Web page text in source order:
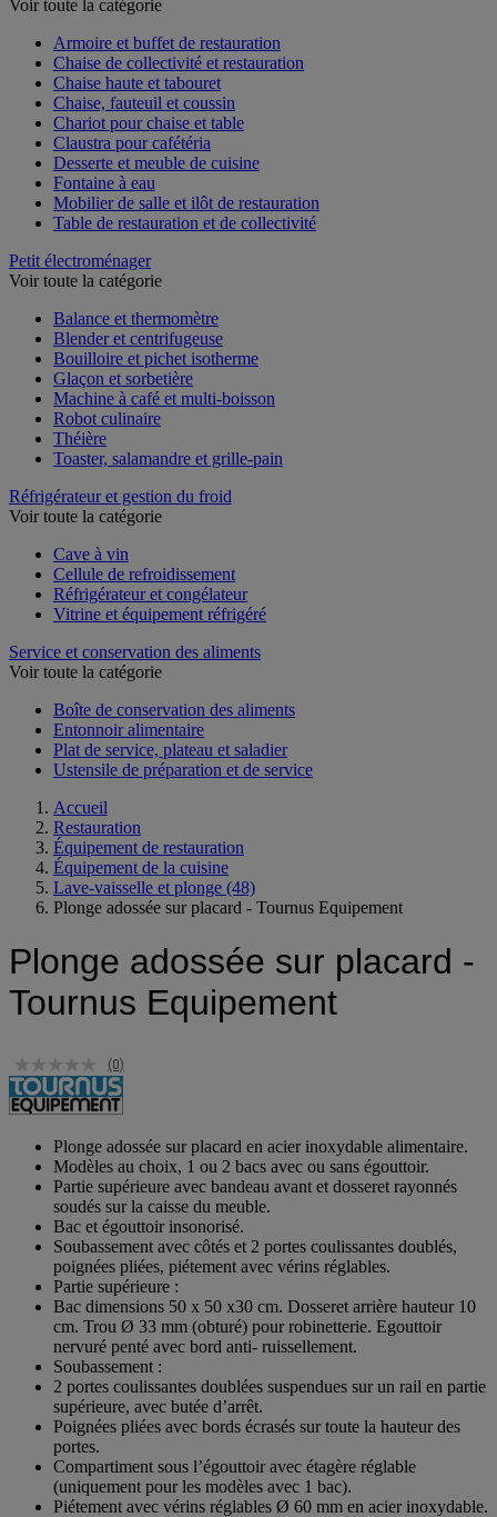
Voir toute la catégorie
Armoire et buffet de restauration
Chaise de collectivité et restauration
Chaise haute et tabouret
Chaise, fauteuil et coussin
Chariot pour chaise et table
Claustra pour cafétéria
Desserte et meuble de cuisine
Fontaine à eau
Mobilier de salle et ilôt de restauration
Table de restauration et de collectivité
Petit électroménager
Voir toute la catégorie
Balance et thermomètre
Blender et centrifugeuse
Bouilloire et pichet isotherme
Glaçon et sorbetière
Machine à café et multi-boisson
Robot culinaire
Théière
Toaster, salamandre et grille-pain
Réfrigérateur et gestion du froid
Voir toute la catégorie
Cave à vin
Cellule de refroidissement
Réfrigérateur et congélateur
Vitrine et équipement réfrigéré
Service et conservation des aliments
Voir toute la catégorie
Boîte de conservation des aliments
Entonnoir alimentaire
Plat de service, plateau et saladier
Ustensile de préparation et de service
Accueil
Restauration
Équipement de restauration
Équipement de la cuisine
Lave-vaisselle et plonge (48)
Plonge adossée sur placard - Tournus Equipement
Plonge adossée sur placard -
Tournus Equipement
(0)
Plonge adossée sur placard en acier inoxydable alimentaire.
Modèles au choix, 1 ou 2 bacs avec ou sans égouttoir.
Partie supérieure avec bandeau avant et dosseret rayonnés
soudés sur la caisse du meuble.
Bac et égouttoir insonorisé.
Soubassement avec côtés et 2 portes coulissantes doublés,
poignées pliées, piétement avec vérins réglables.
Partie supérieure :
Bac dimensions 50 x 50 x30 cm. Dosseret arrière hauteur 10
cm. Trou Ø 33 mm (obturé) pour robinetterie. Egouttoir
nervuré penté avec bord anti- ruissellement.
Soubassement :
2 portes coulissantes doublées suspendues sur un rail en partie
supérieure, avec butée d’arrêt.
Poignées pliées avec bords écrasés sur toute la hauteur des
portes.
Compartiment sous l’égouttoir avec étagère réglable
(uniquement pour les modèles avec 1 bac).
Piétement avec vérins réglables Ø 60 mm en acier inoxydable.